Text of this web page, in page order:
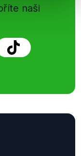
naši